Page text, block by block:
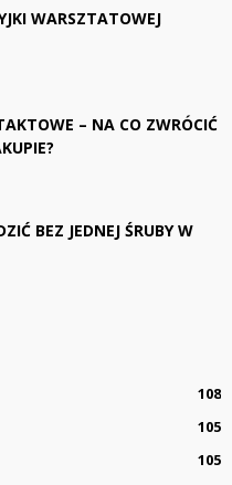
WARSZTATOWEJ
– NA CO ZWRÓCIĆ
BEZ JEDNEJ ŚRUBY W
108
105
105